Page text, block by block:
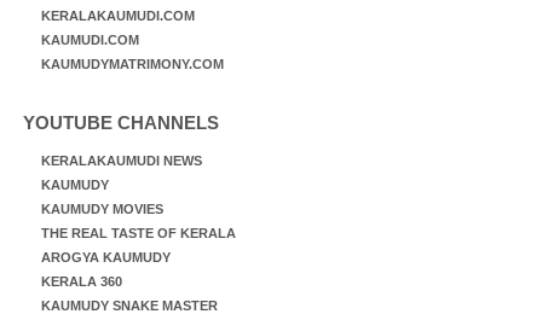
KERALAKAUMUDI.COM
KAUMUDI.COM
KAUMUDYMATRIMONY.COM
YOUTUBE CHANNELS
KERALAKAUMUDI NEWS
KAUMUDY
KAUMUDY MOVIES
THE REAL TASTE OF KERALA
AROGYA KAUMUDY
KERALA 360
KAUMUDY SNAKE MASTER